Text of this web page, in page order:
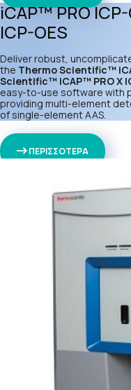
iCAP™ PRO
ICP-OES
Deliver robust,
the Thermo Scientific™
Scientific™ iCAP™ PRO X
easy-to-use software with
providing multi-element
of single-element AAS.
ΠΕΡΙΣΣΟΤΕΡΑ